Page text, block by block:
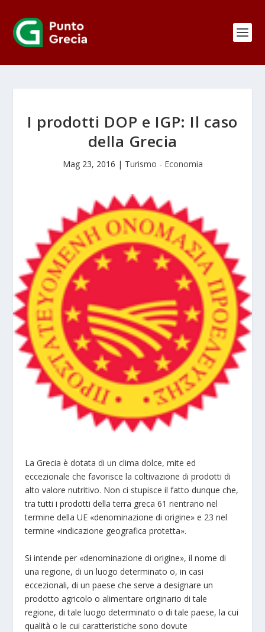
I prodotti DOP e IGP: Il caso
della Grecia
Mag 23, 2016 | Turismo - Economia
La Grecia è dotata di un clima dolce, mite ed
eccezionale che favorisce la coltivazione di prodotti di
alto valore nutritivo. Non ci stupisce il fatto dunque che,
tra tutti i prodotti della terra greca 61 rientrano nel
termine della UE «denominazione di origine» e 23 nel
termine «indicazione geografica protetta».
Si intende per «denominazione di origine», il nome di
una regione, di un luogo determinato o, in casi
eccezionali, di un paese che serve a designare un
prodotto agricolo o alimentare originario di tale
regione, di tale luogo determinato o di tale paese, la cui
qualità o le cui caratteristiche sono dovute